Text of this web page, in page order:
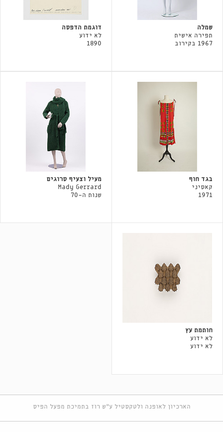
שמלה
תפירה אישית
1967 בקירוב
דוגמת הדפסה
לא ידוע
1890
בגד חוף
קאסיני
1971
מעיל וצעיף סרוגים
Mady Gerrard
שנות ה-70
חותמת עץ
לא ידוע
לא ידוע
הארכיון לאופנה ולטקסטיל ע"ש רוז בתמיכת מפעל הפיס